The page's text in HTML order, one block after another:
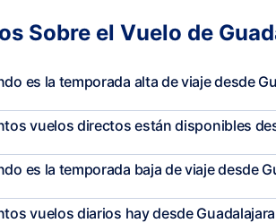
Sobre el Vuelo de
es la temporada alta de viaje desde
vuelos directos están disponibles
es la temporada baja de viaje desde
vuelos diarios hay desde